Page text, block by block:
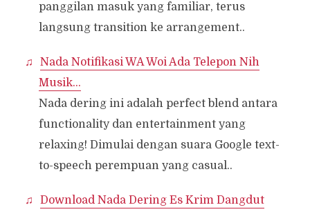
panggilan masuk yang familiar, terus
langsung transition ke arrangement..
Nada Notifikasi WA Woi Ada Telepon Nih
Musik…
Nada dering ini adalah perfect blend antara
functionality dan entertainment yang
relaxing! Dimulai dengan suara Google text-
to-speech perempuan yang casual..
Download Nada Dering Es Krim Dangdut